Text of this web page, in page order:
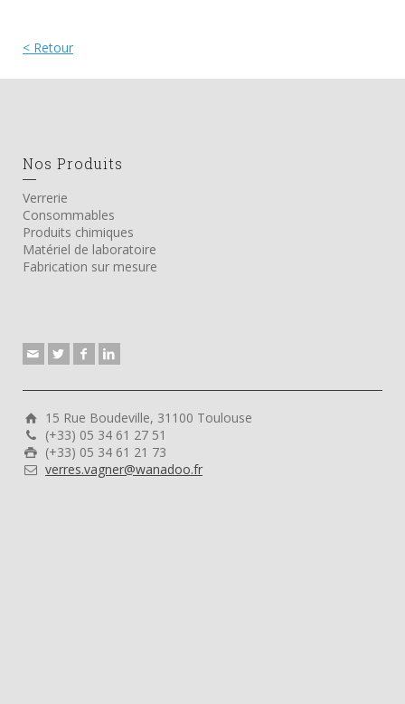
< Retour
Nos Produits
Verrerie
Consommables
Produits chimiques
Matériel de laboratoire
Fabrication sur mesure
15 Rue Boudeville, 31100 Toulouse
(+33) 05 34 61 27 51
(+33) 05 34 61 21 73
verres.vagner@wanadoo.fr